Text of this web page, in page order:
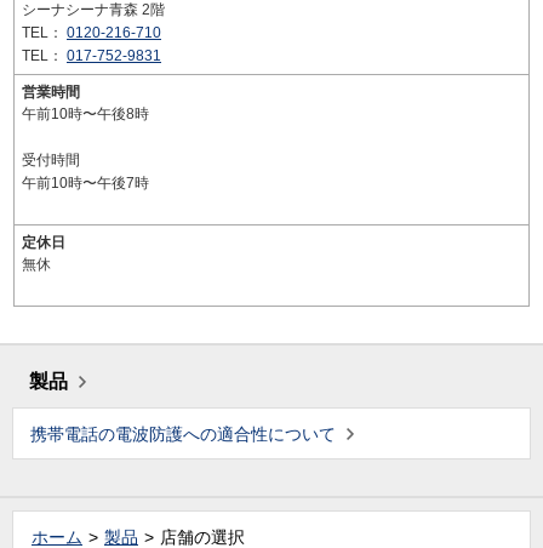
シーナシーナ青森 2階
TEL： 0120-216-710
TEL： 017-752-9831
営業時間
午前10時〜午後8時
受付時間
午前10時〜午後7時
定休日
無休
製品
携帯電話の電波防護への適合性について
ホーム 製品 店舗の選択